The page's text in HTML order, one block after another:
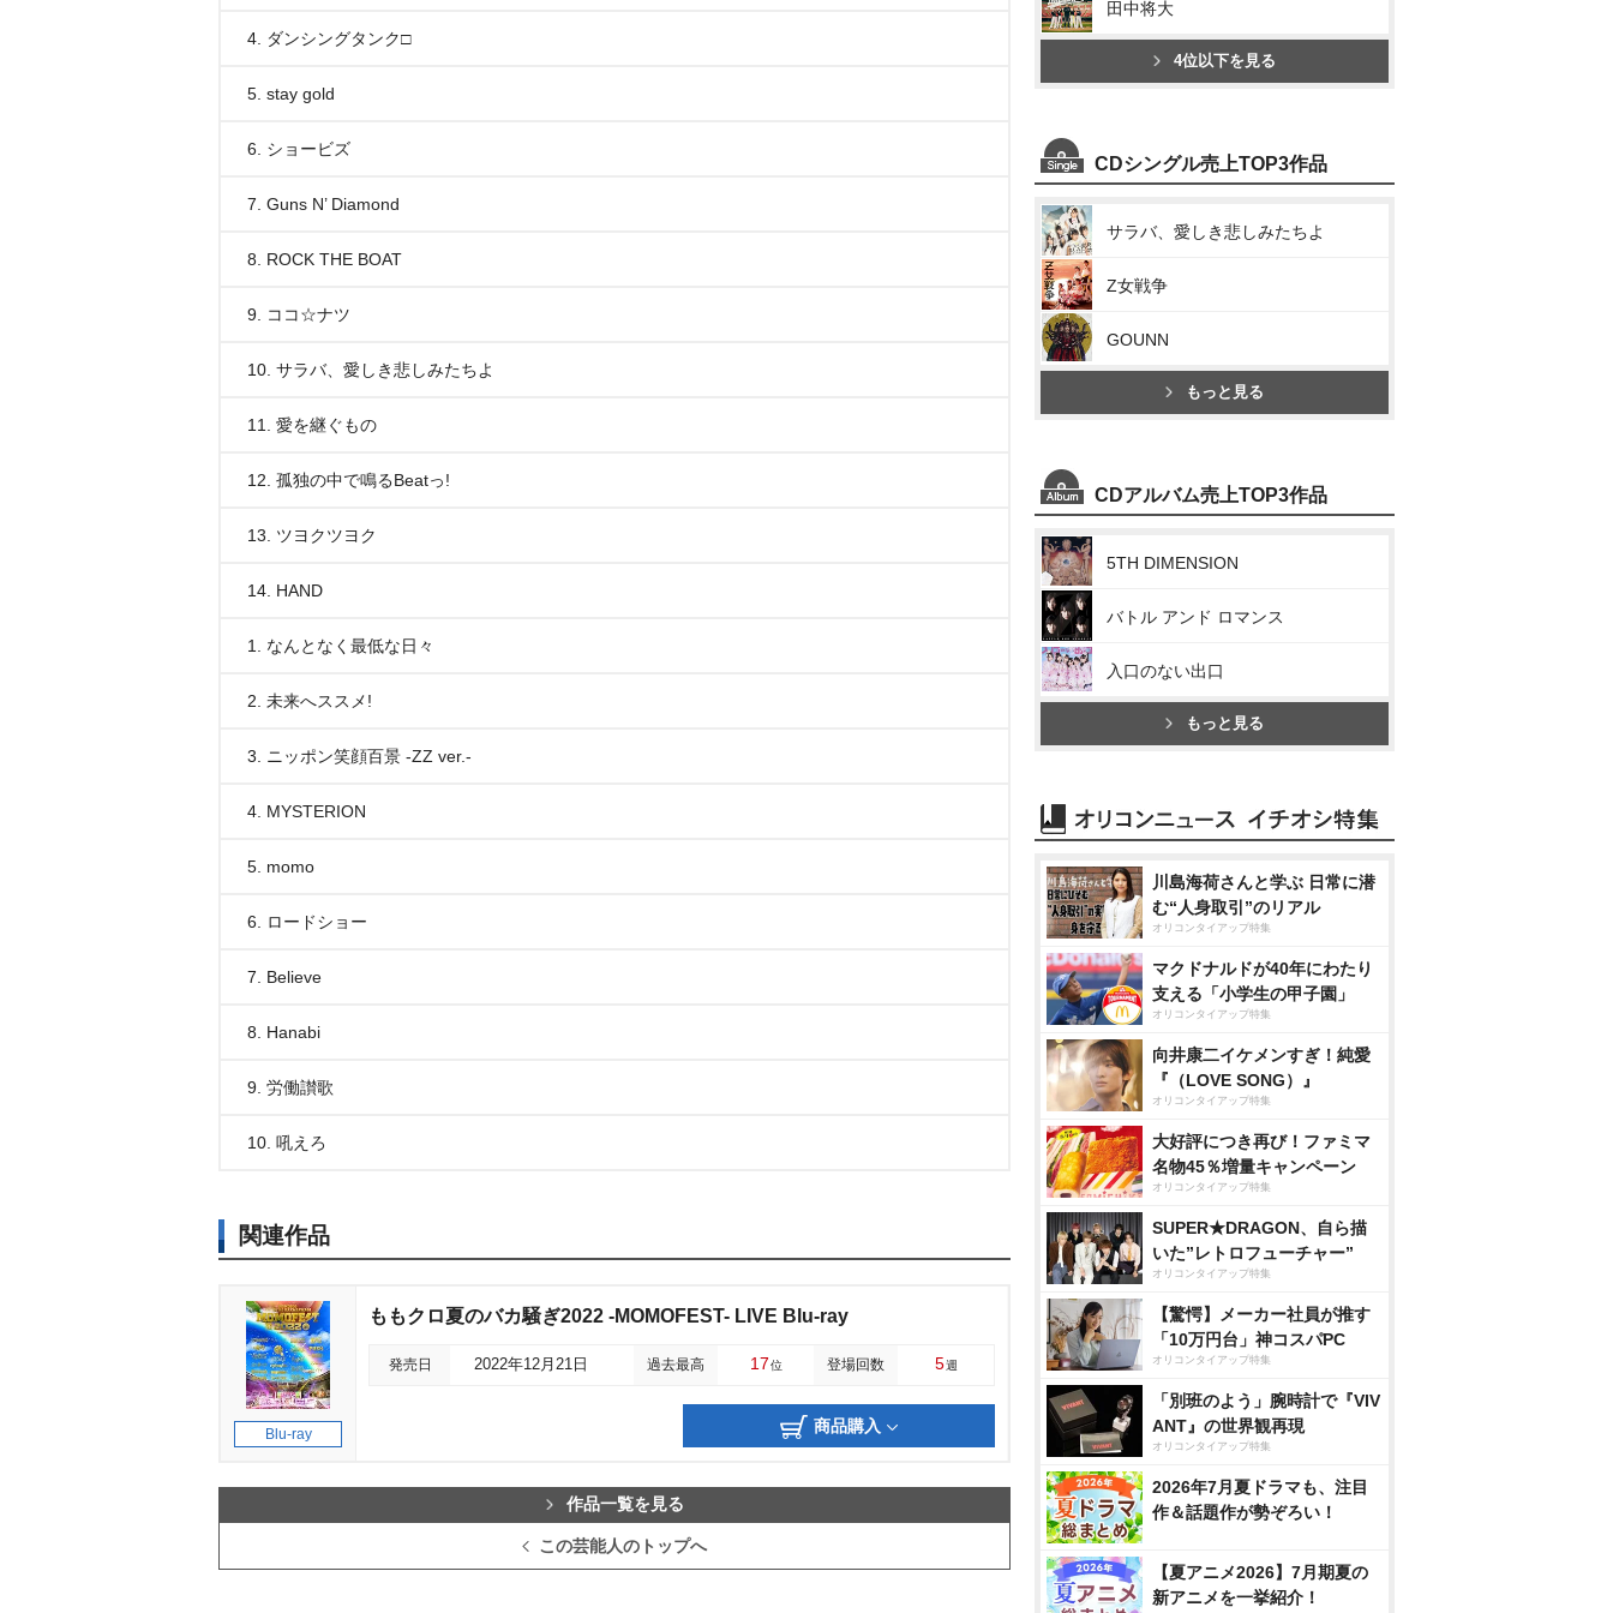
4. ダンシングタンク□
5. stay gold
6. ショービズ
7. Guns N’ Diamond
8. ROCK THE BOAT
9. ココ☆ナツ
10. サラバ、愛しき悲しみたちよ
11. 愛を継ぐもの
12. 孤独の中で鳴るBeatっ!
13. ツヨクツヨク
14. HAND
1. なんとなく最低な日々
2. 未来へススメ!
3. ニッポン笑顔百景 -ZZ ver.-
4. MYSTERION
5. momo
6. ロードショー
7. Believe
8. Hanabi
9. 労働讃歌
10. 吼えろ
関連作品
Blu-ray
ももクロ夏のバカ騒ぎ2022 -MOMOFEST- LIVE Blu-ray
発売日 2022年12月21日 過去最高 17位 登場回数 5週
商品購入
作品一覧を見る
この芸能人のトップへ
田中将大
4位以下を見る
CDシングル売上TOP3作品
サラバ、愛しき悲しみたちよ
Z女戦争
GOUNN
もっと見る
CDアルバム売上TOP3作品
5TH DIMENSION
バトル アンド ロマンス
入口のない出口
もっと見る
川島海荷さんと学ぶ 日常に潜
む“人身取引”のリアル
オリコンタイアップ特集
マクドナルドが40年にわたり
支える「小学生の甲子園」
オリコンタイアップ特集
向井康二イケメンすぎ！純愛
『（LOVE SONG）』
オリコンタイアップ特集
大好評につき再び！ファミマ
名物45％増量キャンペーン
オリコンタイアップ特集
SUPER★DRAGON、自ら描
いた”レトロフューチャー”
オリコンタイアップ特集
【驚愕】メーカー社員が推す
「10万円台」神コスパPC
オリコンタイアップ特集
「別班のよう」腕時計で『VIV
ANT』の世界観再現
オリコンタイアップ特集
2026年7月夏ドラマも、注目
作＆話題作が勢ぞろい！
【夏アニメ2026】7月期夏の
新アニメを一挙紹介！